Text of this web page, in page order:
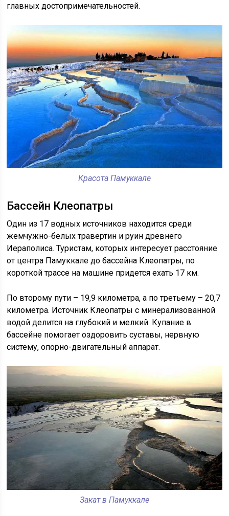
главных достопримечательностей.
Красота Памуккале
Бассейн Клеопатры
Один из 17 водных источников находится среди
жемчужно-белых травертин и руин древнего
Иераполиса. Туристам, которых интересует расстояние
от центра Памуккале до бассейна Клеопатры, по
короткой трассе на машине придется ехать 17 км.
По второму пути – 19,9 километра, а по третьему – 20,7
километра. Источник Клеопатры с минерализованной
водой делится на глубокий и мелкий. Купание в
бассейне помогает оздоровить суставы, нервную
систему, опорно-двигательный аппарат.
Закат в Памуккале